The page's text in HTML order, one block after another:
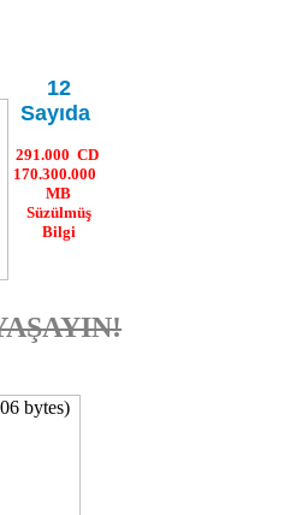
12
Sayıda
291.000 CD
170.300.000
MB
Süzülmüş
Bilgi